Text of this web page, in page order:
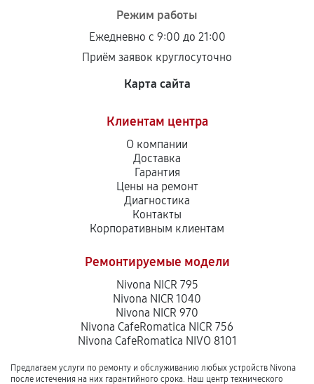
Режим работы
Ежедневно с 9:00 до 21:00
Приём заявок круглосуточно
Карта сайта
Клиентам центра
О компании
Доставка
Гарантия
Цены на ремонт
Диагностика
Контакты
Корпоративным клиентам
Ремонтируемые модели
Nivona NICR 795
Nivona NICR 1040
Nivona NICR 970
Nivona CafeRomatica NICR 756
Nivona CafeRomatica NIVO 8101
Предлагаем услуги по ремонту и обслуживанию любых устройств Nivona
после истечения на них гарантийного срока. Наш центр технического